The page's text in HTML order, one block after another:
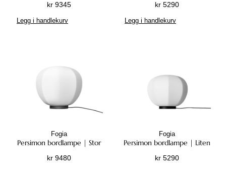
kr 9345
Legg i handlekurv
kr 5290
Legg i handlekurv
Fogia
Persimon bordlampe | Stor
kr 9480
Fogia
Persimon bordlampe | Liten
kr 5290